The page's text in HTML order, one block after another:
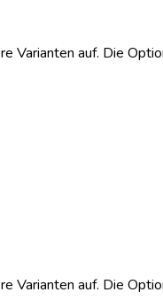
Varianten auf. Die
Varianten auf. Die